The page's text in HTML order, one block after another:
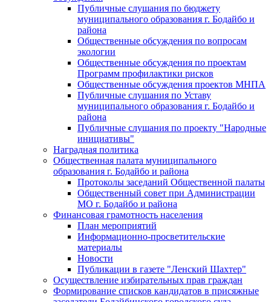
Публичные слушания по бюджету
муниципального образования г. Бодайбо и
района
Общественные обсуждения по вопросам
экологии
Общественные обсуждения по проектам
Программ профилактики рисков
Общественные обсуждения проектов МНПА
Публичные слушания по Уставу
муниципального образования г. Бодайбо и
района
Публичные слушания по проекту "Народные
инициативы"
Наградная политика
Общественная палата муниципального
образования г. Бодайбо и района
Протоколы заседаний Общественной палаты
Общественный совет при Администрации
МО г. Бодайбо и района
Финансовая грамотность населения
План мероприятий
Информационно-просветительские
материалы
Новости
Публикации в газете "Ленский Шахтер"
Осуществление избирательных прав граждан
Формирование списков кандидатов в присяжные